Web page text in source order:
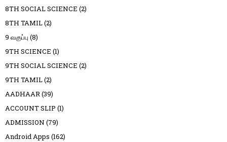
8TH SOCIAL SCIENCE (2)
8TH TAMIL(2)
9 வகுப்பு (8)
9TH SCIENCE (1)
9TH SOCIAL SCIENCE (2)
9TH TAMIL(2)
AADHAAR(39)
ACCOUNT SLIP (1)
ADMISSION (79)
Android Apps (162)